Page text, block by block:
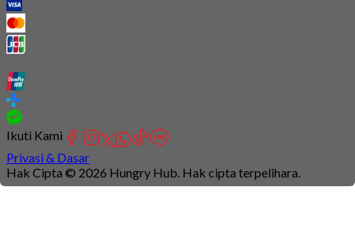
Ikuti Kami
Privasi & Dasar
Hak Cipta © 2026 Hungry Hub. Hak cipta terpelihara.
Connection